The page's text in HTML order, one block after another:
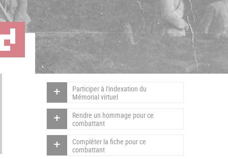
Participer à l'indexation du
Mémorial virtuel
Rendre un hommage pour ce
combattant
Compléter la fiche pour ce
combattant